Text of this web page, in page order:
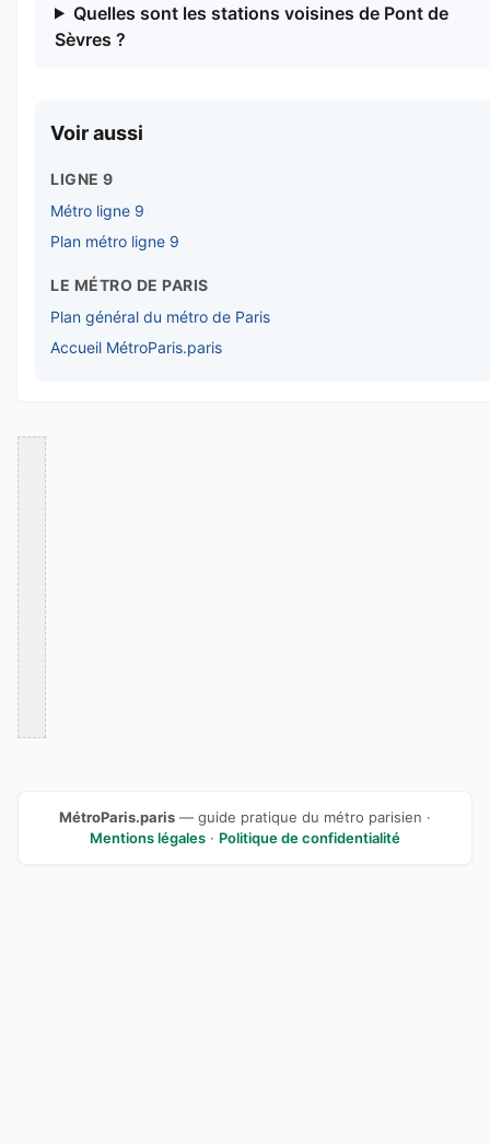
Quelles sont les stations voisines de Pont de
Sèvres ?
Voir aussi
LIGNE 9
Métro ligne 9
Plan métro ligne 9
LE MÉTRO DE PARIS
Plan général du métro de Paris
Accueil MétroParis.paris
MétroParis.paris — guide pratique du métro parisien ·
Mentions légales · Politique de confidentialité